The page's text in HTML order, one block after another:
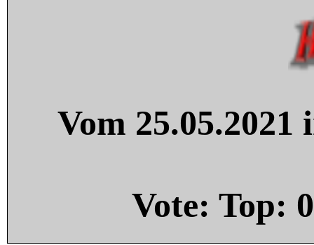
Vom
Vote: Top: 0